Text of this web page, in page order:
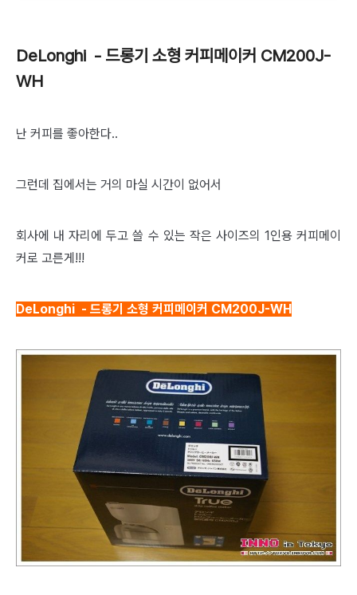
DeLonghi - 드롱기 소형 커피메이커 CM200J-
WH
난 커피를 좋아한다..
그런데 집에서는 거의 마실 시간이 없어서
회사에 내 자리에 두고 쓸 수 있는 작은 사이즈의 1인용 커피메이
커로 고른게!!!
DeLonghi - 드롱기 소형 커피메이커 CM200J-WH